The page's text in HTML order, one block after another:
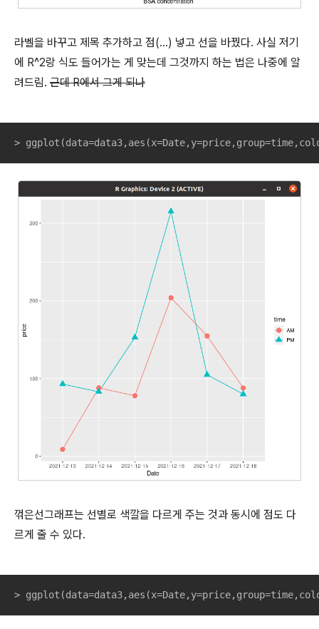
라벨을 바꾸고 제목 추가하고 점(...) 넣고 선을 바꿨다. 사실 저기
에 R^2랑 식도 들어가는 게 맞는데 그것까지 하는 법은 나중에 알
려드림. 근데 R에서 그게 되나
>
꺾은선그래프는 선별로 색깔을 다르게 주는 것과 동시에 점도 다
르게 줄 수 있다.
>